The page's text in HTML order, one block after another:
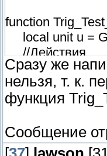
function
local unit u =
//Действия
set u = null
return false
endfunction
function
call
Сразу же
нельзя, т. к.
функция
Сообщение